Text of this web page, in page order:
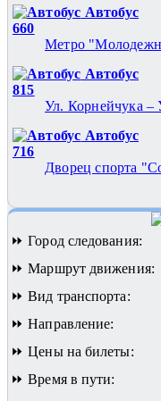
Автобус
660
Метро
Автобус
815
Ул. Корнейчука –
Автобус
716
Дворец спорта
⏩ Город следования:
⏩ Маршрут движения:
⏩ Вид транспорта:
⏩ Направление:
⏩ Цены на билеты:
⏩ Время в пути: